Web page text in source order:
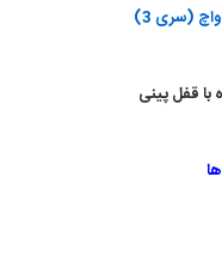
با قفل پینی